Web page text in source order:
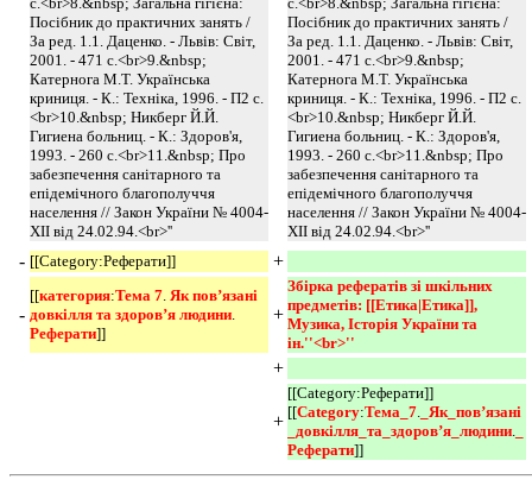
Посібник до практичних занять /
За ред. 1.1. Даценко. - Львів: Світ,
2001. - 471 с.<br>9.&nbsp;
Катернога М.Т. Українська
криниця. - К.: Техніка, 1996. - П2 с.
<br>10.&nbsp; Никберг Й.Й.
Гигиена больниц. - К.: Здоров'я,
1993. - 260 с.<br>11.&nbsp; Про
забезпечення санітарного та
епідемічного благополуччя
населення // Закон України № 4004-
ХІІ від 24.02.94.<br>''
Посібник до практичних занять /
За ред. 1.1. Даценко. - Львів: Світ,
2001. - 471 с.<br>9.&nbsp;
Катернога М.Т. Українська
криниця. - К.: Техніка, 1996. - П2 с.
<br>10.&nbsp; Никберг Й.Й.
Гигиена больниц. - К.: Здоров'я,
1993. - 260 с.<br>11.&nbsp; Про
забезпечення санітарного та
епідемічного благополуччя
населення // Закон України № 4004-
ХІІ від 24.02.94.<br>''
- [[Category:Реферати]] +
-
[[категория:Тема 7. Як пов’язані
довкілля та здоров’я людини.
Реферати]]
+
Збірка рефератів зі шкільних
предметів: [[Етика|Етика]],
Музика, Історія України та
ін.''<br>''
+
+
[[Category:Реферати]]
[[Category:Тема_7. _Як_пов’язані
_довкілля_та_здоров’я_людини.
Реферати]]